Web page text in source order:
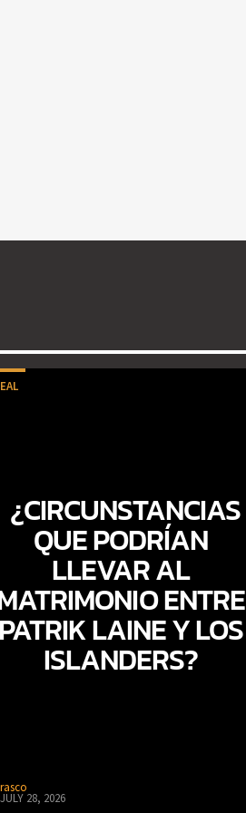
¿CIRCUNSTANCIAS
QUE PODRÍAN
LLEVAR AL
ENTRE
PATRIK LAINE Y LOS
ISLANDERS?
rasco
JULY 28, 2026